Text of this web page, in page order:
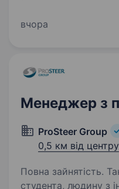
зможе розвивати
вчора
Менеджер з
ProSteer Group
0,5 км від центру
Повна зайнятість.
студента, людину з